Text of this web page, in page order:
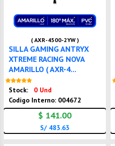
( AXR-4500-2YW )
SILLA GAMING ANTRYX
XTREME RACING NOVA
AMARILLO ( AXR-4...
Stock:
0 Und
Codigo Interno: 004672
$ 141.00
S/ 483.63